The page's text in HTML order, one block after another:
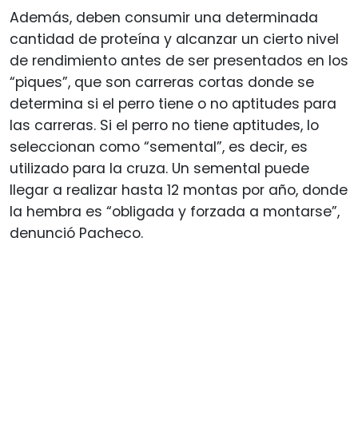
Además, deben consumir una determinada
cantidad de proteína y alcanzar un cierto nivel
de rendimiento antes de ser presentados en los
“piques”, que son carreras cortas donde se
determina si el perro tiene o no aptitudes para
las carreras. Si el perro no tiene aptitudes, lo
seleccionan como “semental”, es decir, es
utilizado para la cruza. Un semental puede
llegar a realizar hasta 12 montas por año, donde
la hembra es “obligada y forzada a montarse”,
denunció Pacheco.